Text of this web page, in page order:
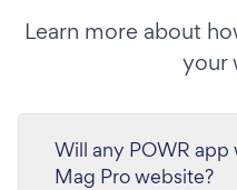
Learn more about
your
Will any POWR
Mag Pro website?